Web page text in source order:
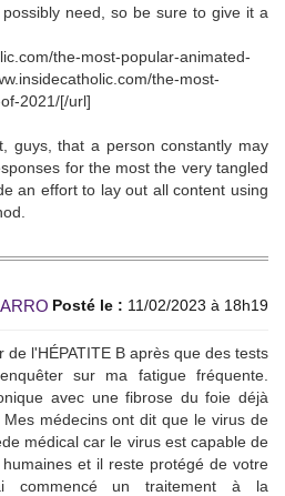
need, so be sure to give it a
the-most-popular-animated-
the-most-
2021/[/url]
guys, that a person constantly may
for the most the very tangled
an effort to lay out all content using
Posté le : 11/02/2023 à 18h19
l'HÉPATITE B après que des tests
sur ma fatigue fréquente.
avec une fibrose du foie déjà
médecins ont dit que le virus de
médical car le virus est capable de
et il reste protégé de votre
commencé un traitement à la